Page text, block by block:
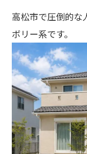
高松市で圧倒的な
ボリー系です。